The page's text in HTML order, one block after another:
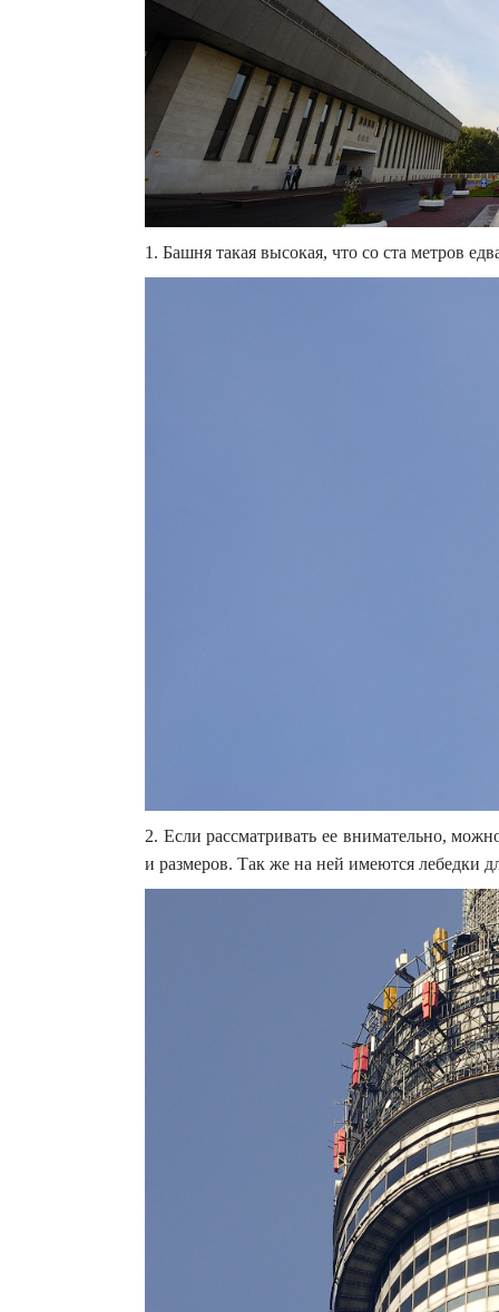
1. Башня такая высокая, что со ста метров
2. Если рассматривать ее внимательно,
и размеров. Так же на ней имеются лебедки